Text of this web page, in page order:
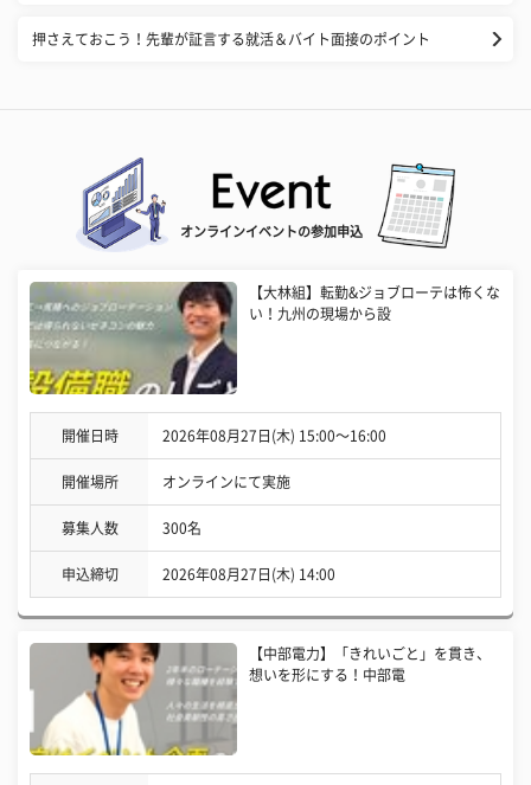
押さえておこう！先輩が証言する就活＆バイト面接のポイント
オンラインイベントの参加申込
【大林組】転勤&ジョブローテは怖くな
い！九州の現場から設
開催日時 2026年08月27日(木) 15:00〜16:00
開催場所 オンラインにて実施
募集人数 300名
申込締切 2026年08月27日(木) 14:00
【中部電力】「きれいごと」を貫き、
想いを形にする！中部電